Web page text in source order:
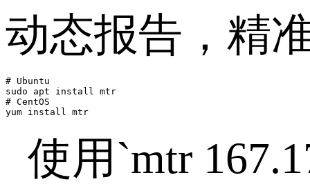
动态报告，精
# Ubuntu
sudo apt install mtr
# CentOS
yum install mtr
使用`mtr